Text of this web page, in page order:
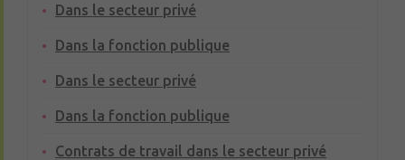
Dans le secteur privé
Dans la fonction publique
Dans le secteur privé
Dans la fonction publique
Contrats de travail dans le secteur privé